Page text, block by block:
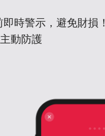
時警示，避免財損！
動防護